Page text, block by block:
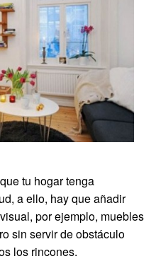
tu hogar tenga
a ello, hay que añadir
por ejemplo, muebles
sin servir de obstáculo
los rincones.